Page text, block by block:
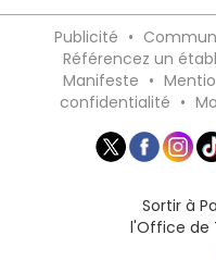
Publicité •
Référencez un
Manifeste •
confidentialité •
Sortir à
l'Office de